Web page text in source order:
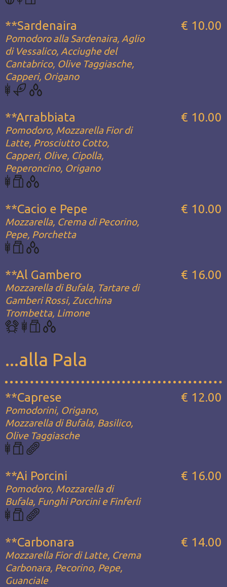
**Sardenaira
Pomodoro alla Sardenaira, Aglio
di Vessalico, Acciughe del
Cantabrico, Olive Taggiasche,
Capperi, Origano
€ 10.00
**Arrabbiata
Pomodoro, Mozzarella Fior di
Latte, Prosciutto Cotto,
Capperi, Olive, Cipolla,
Peperoncino, Origano
€ 10.00
**Cacio e Pepe
Mozzarella, Crema di Pecorino,
Pepe, Porchetta
€ 10.00
**Al Gambero
Mozzarella di Bufala, Tartare di
Gamberi Rossi, Zucchina
Trombetta, Limone
€ 16.00
...alla Pala
**Caprese
Pomodorini, Origano,
Mozzarella di Bufala, Basilico,
Olive Taggiasche
€ 12.00
**Ai Porcini
Pomodoro, Mozzarella di
Bufala, Funghi Porcini e Finferli
€ 16.00
**Carbonara
Mozzarella Fior di Latte, Crema
Carbonara, Pecorino, Pepe,
Guanciale
€ 14.00